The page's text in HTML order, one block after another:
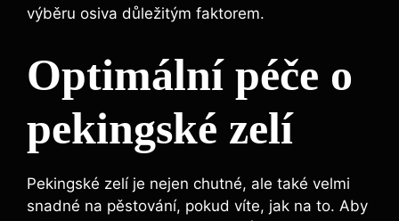
výběru osiva důležitým faktorem.
Optimální péče o
pekingské zelí
Pekingské zelí je nejen chutné, ale také velmi
snadné na pěstování, pokud víte, jak na to. Aby